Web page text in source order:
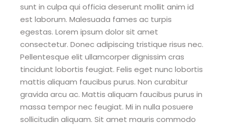
sunt in culpa qui officia deserunt mollit anim id
est laborum. Malesuada fames ac turpis
egestas. Lorem ipsum dolor sit amet
consectetur. Donec adipiscing tristique risus nec.
Pellentesque elit ullamcorper dignissim cras
tincidunt lobortis feugiat. Felis eget nunc lobortis
mattis aliquam faucibus purus. Non curabitur
gravida arcu ac. Mattis aliquam faucibus purus in
massa tempor nec feugiat. Mi in nulla posuere
sollicitudin aliquam. Sit amet mauris commodo